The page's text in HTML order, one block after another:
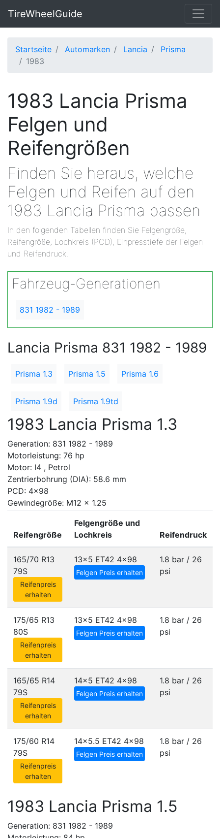
TireWheelGuide
Startseite Automarken Lancia
Prisma
1983
1983 Lancia Prisma
Felgen und
Reifengrößen
Finden Sie heraus, welche
Felgen und Reifen auf den
1983 Lancia Prisma passen
In den folgenden Tabellen finden Sie Felgengröße,
Reifengröße, Lochkreis (PCD), Einpresstiefe der Felgen
und Reifendruck.
Fahrzeug-Generationen
831 1982 - 1989
Lancia Prisma 831 1982 - 1989
Prisma 1.3 Prisma 1.5 Prisma 1.6
Prisma 1.9d Prisma 1.9td
1983 Lancia Prisma 1.3
Generation: 831 1982 - 1989
Motorleistung: 76 hp
Motor: I4 , Petrol
Zentrierbohrung (DIA): 58.6 mm
PCD: 4x98
Gewindegröße: M12 x 1.25
Reifengröße
Felgengröße und
Lochkreis
Reifendruck
165/70 R13
79S
Reifenpreis
erhalten
13x5 ET42 4x98
Felgen Preis erhalten
1.8 bar / 26
psi
175/65 R13
80S
Reifenpreis
erhalten
13x5 ET42 4x98
Felgen Preis erhalten
1.8 bar / 26
psi
165/65 R14
79S
Reifenpreis
erhalten
14x5 ET42 4x98
Felgen Preis erhalten
1.8 bar / 26
psi
175/60 R14
79S
Reifenpreis
erhalten
14x5.5 ET42 4x98
Felgen Preis erhalten
1.8 bar / 26
psi
1983 Lancia Prisma 1.5
Generation: 831 1982 - 1989